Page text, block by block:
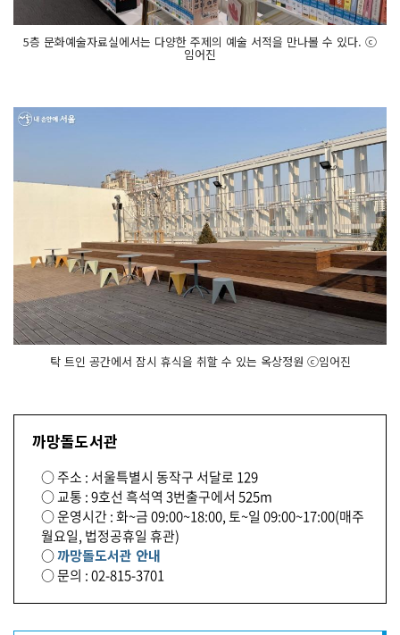
5층 문화예술자료실에서는 다양한 주제의 예술 서적을 만나볼 수 있다. ⓒ
임어진
탁 트인 공간에서 잠시 휴식을 취할 수 있는 옥상정원 ⓒ임어진
까망돌도서관
○ 주소 : 서울특별시 동작구 서달로 129
○ 교통 : 9호선 흑석역 3번출구에서 525m
○ 운영시간 : 화~금 09:00~18:00, 토~일 09:00~17:00(매주
월요일, 법정공휴일 휴관)
○까망돌도서관 안내
○ 문의 : 02-815-3701